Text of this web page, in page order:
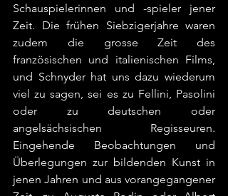
Schauspielerinnen und -spieler jener
Zeit. Die frühen Siebzigerjahre waren
zudem die grosse Zeit des
französischen und italienischen Films,
und Schnyder hat uns dazu wiederum
viel zu sagen, sei es zu Fellini, Pasolini
oder zu deutschen oder
angelsächsischen Regisseuren.
Eingehende Beobachtungen und
Überlegungen zur bildenden Kunst in
jenen Jahren und aus vorangegangener